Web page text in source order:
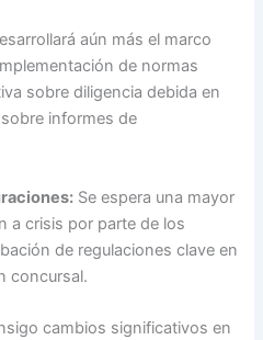
aún más el marco
de normas
sobre diligencia debida en
informes de
Se espera una mayor
a crisis por parte de los
de regulaciones clave en
concursal.
cambios significativos en